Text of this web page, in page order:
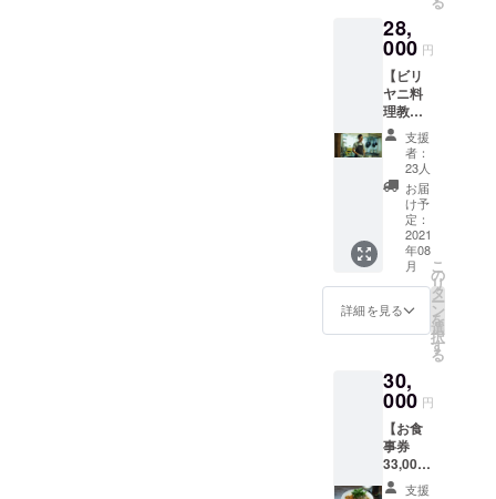
の発送
まで、
僕一人
で行う
予定で
す。多
くのご
支援を
いただ
いた場
合は、
発送ま
で数か
月お待
たせし
う可能
性があ
めご了
承くだ
さい。
発送の
準備が
整いま
した
「ビリ
ヤニ大
澤」と
書かれ
ていま
す。 素
材：
ニュー
ハッタ
ン
ベース
ボール
ロー
キャッ
プ
1400
ブラッ
※画像は
イメー
ジで
す。
他のカ
ラーバ
リエー
28,
000 円
【ビリ
ヤニ料
理教
室 初
級編
１名
様】４
種類８
時間
「気軽
にビリ
ヤニ名
人コー
ス」継
続相談
付き
に〕美
味しく
作るこ
とを目
的とし
て、魂
売った
支援
者：
23人
お届
け予
定：
2021
年08
月
詳細を見る
こ
の
リ
タ
ー
ン
を
選
択
す
る
30,
000 円
【お食
事券
33,000
円分+お
支援